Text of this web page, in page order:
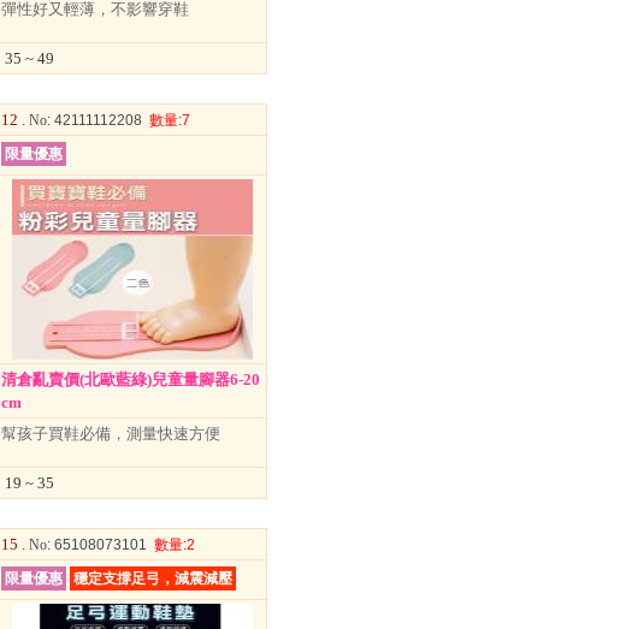
彈性好又輕薄，不影響穿鞋
35 ~ 49
12 . No: 42111112208 數量:7
限量優惠
清倉亂賣價(北歐藍綠)兒童量腳器6-20
cm
幫孩子買鞋必備，測量快速方便
19 ~ 35
15 . No: 65108073101 數量:2
限量優惠
穩定支撐足弓，減震減壓